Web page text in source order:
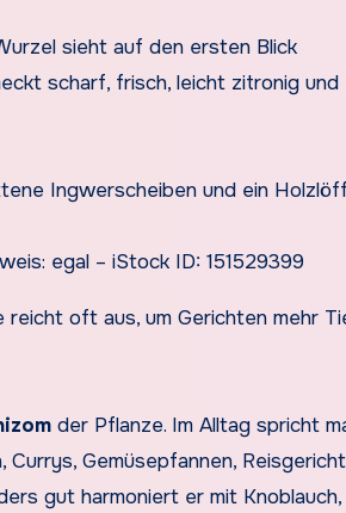
sieht auf den ersten Blick
scharf, frisch, leicht zitronig und
egal – iStock ID: 151529399
reicht oft aus, um Gerichten mehr
der Pflanze. Im Alltag spricht
Gemüsepfannen,
gut harmoniert er mit Knoblauch,